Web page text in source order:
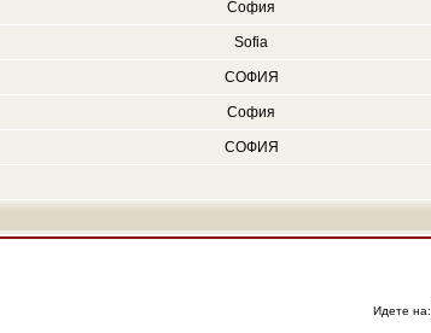
София
Sofia
СОФИЯ
София
СОФИЯ
Идете на: